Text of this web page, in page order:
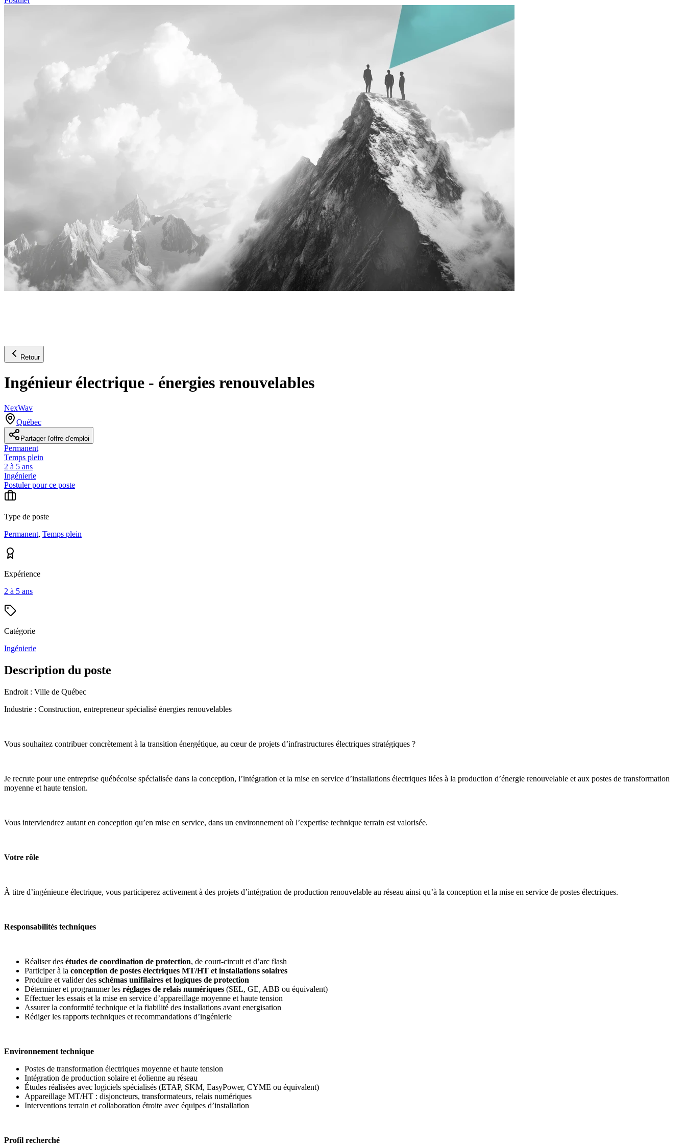
Retour
Ingénieur électrique - énergies renouvelables
NexWav
Québec
Partager l'offre d'emploi
Permanent
Temps plein
2 à 5 ans
Ingénierie
Postuler pour ce poste
Type de poste
Permanent, Temps plein
Expérience
2 à 5 ans
Catégorie
Ingénierie
Description du poste
Endroit : Ville de Québec
Industrie : Construction, entrepreneur spécialisé énergies renouvelables
Vous souhaitez contribuer concrètement à la transition énergétique, au cœur de projets d’infrastructures électriques stratégiques ?
Je recrute pour une entreprise québécoise spécialisée dans la conception, l’intégration et la mise en service d’installations électriques liées à la production d’énergie renouvelable et aux postes de transformation
moyenne et haute tension.
Vous interviendrez autant en conception qu’en mise en service, dans un environnement où l’expertise technique terrain est valorisée.
Votre rôle
À titre d’ingénieur.e électrique, vous participerez activement à des projets d’intégration de production renouvelable au réseau ainsi qu’à la conception et la mise en service de postes électriques.
Responsabilités techniques
Réaliser des études de coordination de protection, de court-circuit et d’arc flash
Participer à la conception de postes électriques MT/HT et installations solaires
Produire et valider des schémas unifilaires et logiques de protection
Déterminer et programmer les réglages de relais numériques (SEL, GE, ABB ou équivalent)
Effectuer les essais et la mise en service d’appareillage moyenne et haute tension
Assurer la conformité technique et la fiabilité des installations avant energisation
Rédiger les rapports techniques et recommandations d’ingénierie
Environnement technique
Postes de transformation électriques moyenne et haute tension
Intégration de production solaire et éolienne au réseau
Études réalisées avec logiciels spécialisés (ETAP, SKM, EasyPower, CYME ou équivalent)
Appareillage MT/HT : disjoncteurs, transformateurs, relais numériques
Interventions terrain et collaboration étroite avec équipes d’installation
Profil recherché